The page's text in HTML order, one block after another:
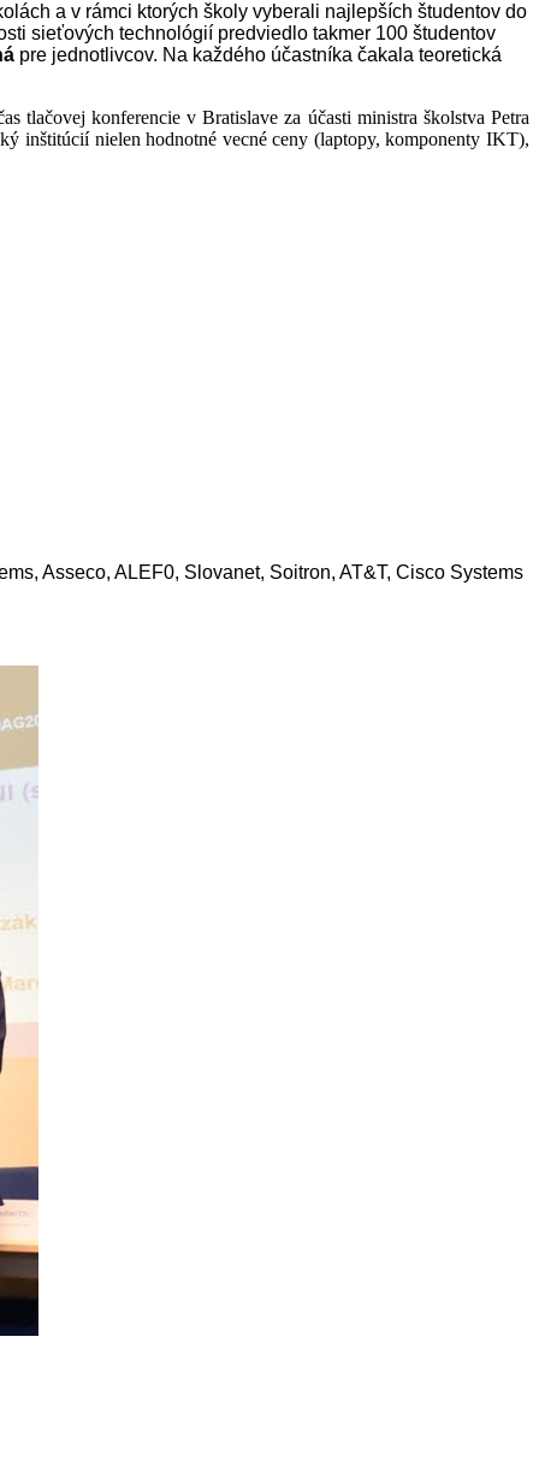
a v rámci ktorých školy vyberali najlepších študentov do
sieťových technológií predviedlo takmer 100 študentov
pre jednotlivcov. Na každého účastníka čakala teoretická
tlačovej konferencie v Bratislave za účasti ministra školstva Petra
inštitúcií nielen hodnotné vecné ceny (laptopy, komponenty IKT),
Asseco, ALEF0, Slovanet, Soitron, AT&T, Cisco Systems